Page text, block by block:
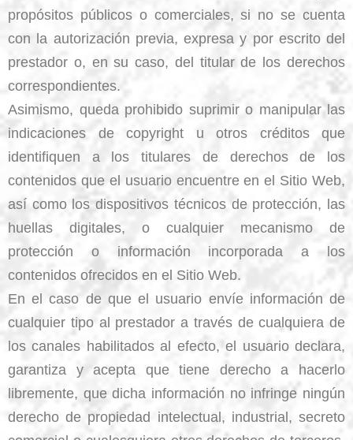
propósitos públicos o comerciales, si no se cuenta
con la autorización previa, expresa y por escrito del
prestador o, en su caso, del titular de los derechos
correspondientes.
Asimismo, queda prohibido suprimir o manipular las
indicaciones de copyright u otros créditos que
identifiquen a los titulares de derechos de los
contenidos que el usuario encuentre en el Sitio Web,
así como los dispositivos técnicos de protección, las
huellas digitales, o cualquier mecanismo de
protección o información incorporada a los
contenidos ofrecidos en el Sitio Web.
En el caso de que el usuario envíe información de
cualquier tipo al prestador a través de cualquiera de
los canales habilitados al efecto, el usuario declara,
garantiza y acepta que tiene derecho a hacerlo
libremente, que dicha información no infringe ningún
derecho de propiedad intelectual, industrial, secreto